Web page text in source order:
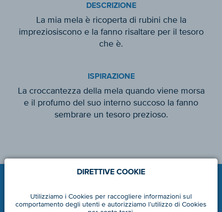
DESCRIZIONE
La mia mela è ricoperta di rubini che la
impreziosiscono e la fanno risaltare per il tesoro
che è.
ISPIRAZIONE
La croccantezza della mela quando viene morsa
e il profumo del suo interno succoso la fanno
sembrare un tesoro prezioso.
DIRETTIVE COOKIE
Utilizziamo i Cookies per raccogliere informazioni sul
comportamento degli utenti e autorizziamo l’utilizzo di Cookies